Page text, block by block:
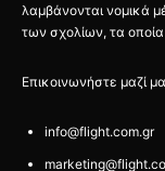
λαμβάνονται νομικά
των σχολίων, τα
Επικοινωνήστε μαζί
info@flight.com.gr